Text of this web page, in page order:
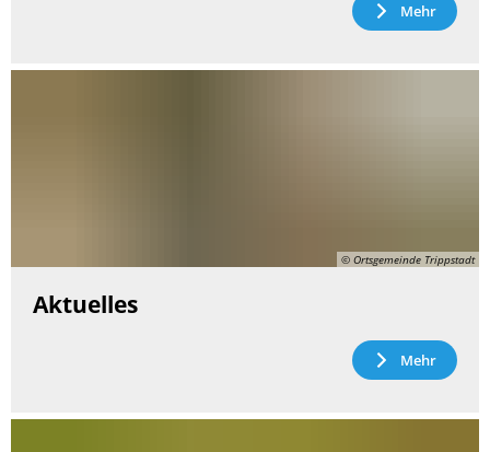
Mehr
© Ortsgemeinde Trippstadt
Aktuelles
Mehr